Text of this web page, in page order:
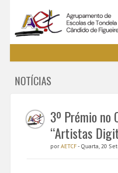
EE / Alunos
Cursos Profissionais
Bibliotecas
Media AETCF
Legislação
NOTÍCIAS
3º Prémio no
“Artistas
por AETCF- Quarta, 20